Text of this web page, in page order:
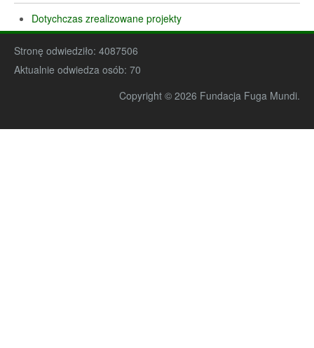
Dotychczas zrealizowane projekty
Stronę odwiedziło: 4087506
Aktualnie odwiedza osób: 70
Copyright © 2026 Fundacja Fuga Mundi.